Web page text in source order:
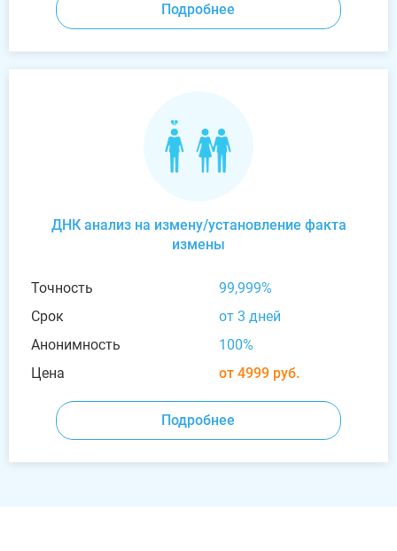
Подробнее
ДНК анализ на измену/установление факта
измены
Точность
99,999%
Срок
от 3 дней
Анонимность
100%
Цена
от 4999 руб.
Подробнее